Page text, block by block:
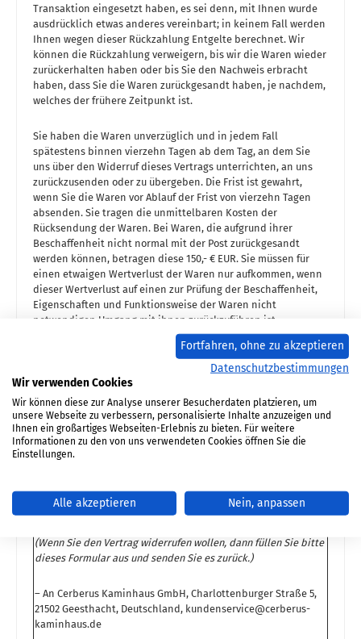
Transaktion eingesetzt haben, es sei denn, mit Ihnen wurde
ausdrücklich etwas anderes vereinbart; in keinem Fall werden
Ihnen wegen dieser Rückzahlung Entgelte berechnet. Wir
können die Rückzahlung verweigern, bis wir die Waren wieder
zurückerhalten haben oder bis Sie den Nachweis erbracht
haben, dass Sie die Waren zurückgesandt haben, je nachdem,
welches der frühere Zeitpunkt ist.
Sie haben die Waren unverzüglich und in jedem Fall
spätestens binnen vierzehn Tagen ab dem Tag, an dem Sie
uns über den Widerruf dieses Vertrags unterrichten, an uns
zurückzusenden oder zu übergeben. Die Frist ist gewahrt,
wenn Sie die Waren vor Ablauf der Frist von vierzehn Tagen
absenden. Sie tragen die unmittelbaren Kosten der
Rücksendung der Waren. Bei Waren, die aufgrund ihrer
Beschaffenheit nicht normal mit der Post zurückgesandt
werden können, betragen diese 150,- € EUR. Sie müssen für
einen etwaigen Wertverlust der Waren nur aufkommen, wenn
dieser Wertverlust auf einen zur Prüfung der Beschaffenheit,
Eigenschaften und Funktionsweise der Waren nicht
notwendigen Umgang mit ihnen zurückzuführen ist.
Das Widerrufsrecht besteht nicht bei den folgenden
Verträge zur Lieferung von Waren, die nicht vorgefertigt
sind und für deren Herstellung eine individuelle Auswahl
oder Bestimmung durch den Verbraucher maßgeblich ist
oder die eindeutig auf die persönlichen Bedürfnisse des
Muster-Widerrufsformular
(Wenn Sie den Vertrag widerrufen wollen, dann füllen Sie bitte
dieses Formular aus und senden Sie es zurück.)
– An Cerberus Kaminhaus GmbH, Charlottenburger Straße 5,
21502 Geesthacht, Deutschland, kundenservice@cerberus-
kaminhaus.de
Fortfahren, ohne zu akzeptieren
Datenschutzbestimmungen
Wir verwenden Cookies
Wir können diese zur Analyse unserer Besucherdaten platzieren, um
unsere Webseite zu verbessern, personalisierte Inhalte anzuzeigen und
Ihnen ein großartiges Webseiten-Erlebnis zu bieten. Für weitere
Informationen zu den von uns verwendeten Cookies öffnen Sie die
Einstellungen.
Alle akzeptieren Nein, anpassen